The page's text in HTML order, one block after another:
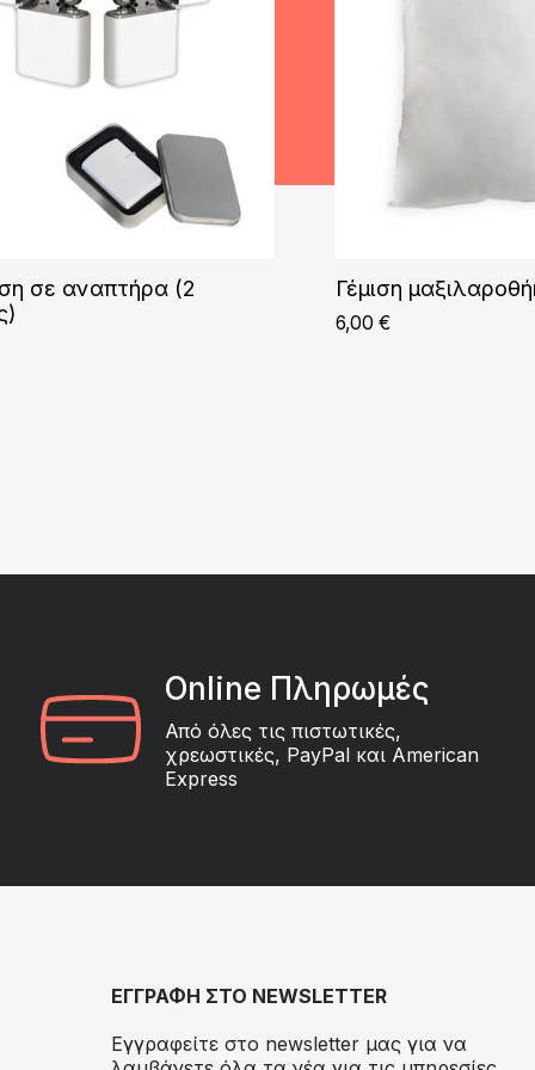
σε αναπτήρα (2
Γέμιση
6,00 €
Online Πληρωμές
Από όλες τις πιστωτικές,
χρεωστικές, PayPal και American
Express
ΕΓΓΡΑΦΗ ΣΤΟ NEWSLETTER
Εγγραφείτε στο newsletter μας για να